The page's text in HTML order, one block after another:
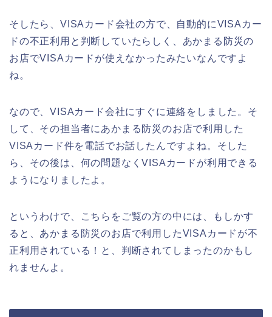
そしたら、VISAカード会社の方で、自動的にVISAカー
ドの不正利用と判断していたらしく、あかまる防災の
お店でVISAカードが使えなかったみたいなんですよ
ね。
なので、VISAカード会社にすぐに連絡をしました。そ
して、その担当者にあかまる防災のお店で利用した
VISAカード件を電話でお話したんですよね。そした
ら、その後は、何の問題なくVISAカードが利用できる
ようになりましたよ。
というわけで、こちらをご覧の方の中には、もしかす
ると、あかまる防災のお店で利用したVISAカードが不
正利用されている！と、判断されてしまったのかもし
れませんよ。